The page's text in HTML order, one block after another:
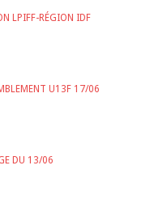
LPIFF-RÉGION IDF
U13F 17/06
DU 13/06